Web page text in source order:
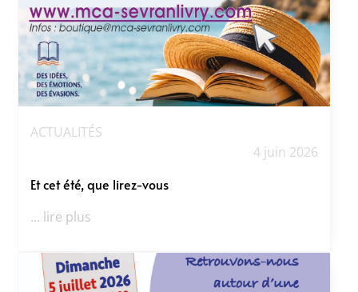
ACTUALITÉS
4 juin 2026
Et cet été, que lirez-vous
... lire plus